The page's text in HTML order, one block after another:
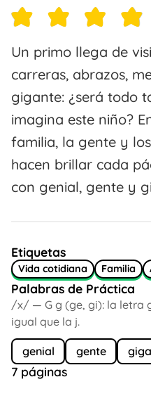
Un primo llega de
carreras, abrazos,
gigante: ¿será todo
imagina este niño?
familia, la gente y
hacen brillar cada
con genial, gente y
Etiquetas
Vida cotidiana Familia
Palabras de Práctica
/x/ — G g (ge, gi): la letra
igual que la j.
genial gente
7 páginas